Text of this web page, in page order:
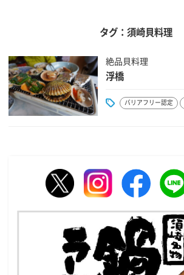
タグ：須崎貝料理
絶品貝料理
浮橋
バリアフリー認定